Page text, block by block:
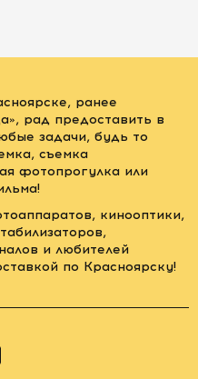
ранее
рад предоставить в
задачи, будь то
съемка
фотопрогулка или
кинооптики,
и любителей
по Красноярску!